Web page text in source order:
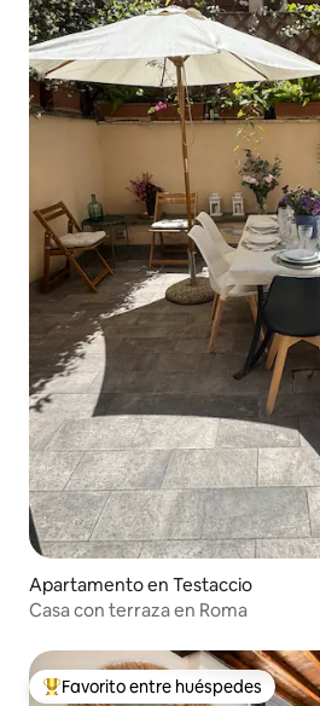
Apartamento en Testaccio
Casa con terraza en Roma
Favorito entre huéspedes preferido
Favorito entre huéspedes